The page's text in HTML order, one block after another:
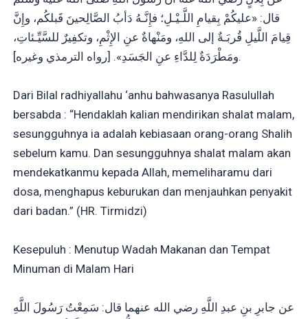
قال: «عليكُمْ بِقيامِ اللَّـيْـلِ؛ فإِنَّـهُ دَأبُ الصَّالِحينَ قَبلكُم، وإِنَّ
قِيامَ اللَّيلِ قُربَـةٌ إلى اللهِ، ومَنْهاةٌ عنِ الإِثْمِ، وتكفِيرٌ للسَّيِّـئاتِ،
ومَطْرَدَةٌ لِلدَّاءِ عنِ الجَسَدِ». [رواه الترمذي وغيره].
Dari Bilal radhiyallahu ‘anhu bahwasanya Rasulullah
bersabda : “Hendaklah kalian mendirikan shalat malam,
sesungguhnya ia adalah kebiasaan orang-orang Shalih
sebelum kamu. Dan sesungguhnya shalat malam akan
mendekatkanmu kepada Allah, memeliharamu dari
dosa, menghapus keburukan dan menjauhkan penyakit
dari badan.” (HR. Tirmidzi)
Kesepuluh : Menutup Wadah Makanan dan Tempat
Minuman di Malam Hari
عن جابرِ بنِ عبدِ اللَّهِ رضي الله عنهما قال: سَمِعْتُ رَسُولَ اللَّهِ